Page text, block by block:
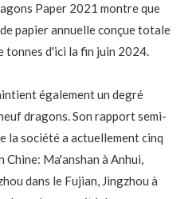
Paper 2021 montre que
papier annuelle conçue totale
tonnes d'ici la fin juin 2024.
également un degré
dragons. Son rapport semi-
la société a actuellement cinq
Chine: Ma'anshan à Anhui,
dans le Fujian, Jingzhou à